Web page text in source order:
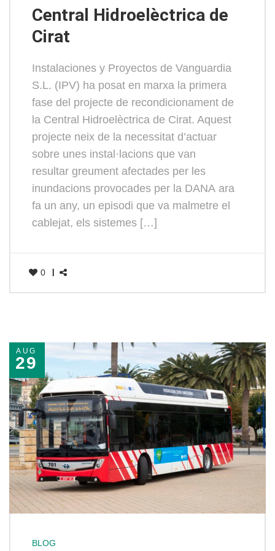
Central Hidroelèctrica de
Cirat
Instalaciones y Proyectos de Vanguardia
S.L. (IPV) ha posat en marxa la primera
fase del projecte de recondicionament de
la Central Hidroelèctrica de Cirat. Aquest
projecte neix de la necessitat d’actuar
sobre unes instal·lacions que van
resultar greument afectades per les
inundacions provocades per la DANA ara
fa un any, un episodi que va malmetre el
cablejat, els sistemes […]
0
AUG
29
BLOG